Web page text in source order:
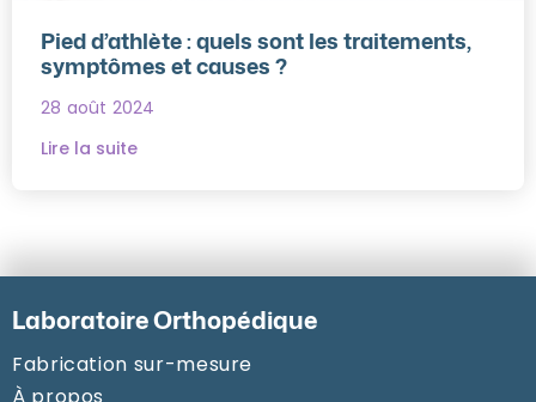
Pied d’athlète : quels sont les traitements,
symptômes et causes ?
28 août 2024
Lire la suite
Laboratoire Orthopédique
Fabrication sur-mesure
À propos